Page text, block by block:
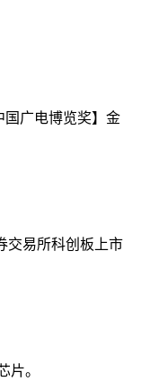
国广电博览奖】金
交易所科创板上市
片。